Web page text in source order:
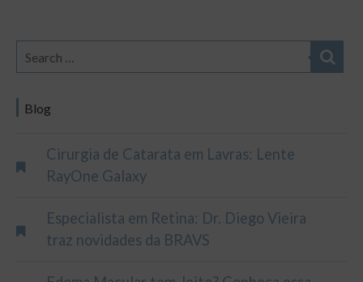
Blog
Cirurgia de Catarata em Lavras: Lente
RayOne Galaxy
Especialista em Retina: Dr. Diego Vieira
traz novidades da BRAVS